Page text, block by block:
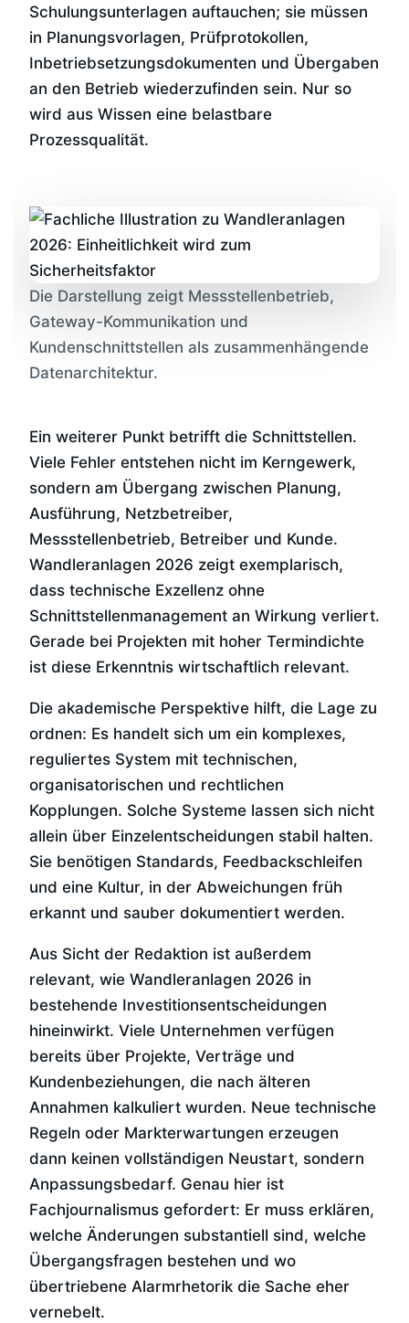
Schulungsunterlagen auftauchen; sie müssen
in Planungsvorlagen, Prüfprotokollen,
Inbetriebsetzungsdokumenten und Übergaben
an den Betrieb wiederzufinden sein. Nur so
wird aus Wissen eine belastbare
Prozessqualität.
Die Darstellung zeigt Messstellenbetrieb,
Gateway-Kommunikation und
Kundenschnittstellen als zusammenhängende
Datenarchitektur.
Ein weiterer Punkt betrifft die Schnittstellen.
Viele Fehler entstehen nicht im Kerngewerk,
sondern am Übergang zwischen Planung,
Ausführung, Netzbetreiber,
Messstellenbetrieb, Betreiber und Kunde.
Wandleranlagen 2026 zeigt exemplarisch,
dass technische Exzellenz ohne
Schnittstellenmanagement an Wirkung verliert.
Gerade bei Projekten mit hoher Termindichte
ist diese Erkenntnis wirtschaftlich relevant.
Die akademische Perspektive hilft, die Lage zu
ordnen: Es handelt sich um ein komplexes,
reguliertes System mit technischen,
organisatorischen und rechtlichen
Kopplungen. Solche Systeme lassen sich nicht
allein über Einzelentscheidungen stabil halten.
Sie benötigen Standards, Feedbackschleifen
und eine Kultur, in der Abweichungen früh
erkannt und sauber dokumentiert werden.
Aus Sicht der Redaktion ist außerdem
relevant, wie Wandleranlagen 2026 in
bestehende Investitionsentscheidungen
hineinwirkt. Viele Unternehmen verfügen
bereits über Projekte, Verträge und
Kundenbeziehungen, die nach älteren
Annahmen kalkuliert wurden. Neue technische
Regeln oder Markterwartungen erzeugen
dann keinen vollständigen Neustart, sondern
Anpassungsbedarf. Genau hier ist
Fachjournalismus gefordert: Er muss erklären,
welche Änderungen substantiell sind, welche
Übergangsfragen bestehen und wo
übertriebene Alarmrhetorik die Sache eher
vernebelt.